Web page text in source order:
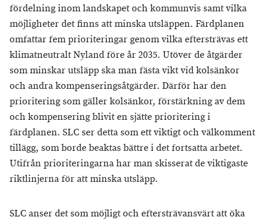
fördelning inom landskapet och kommunvis samt vilka
möjligheter det finns att minska utsläppen. Färdplanen
omfattar fem prioriteringar genom vilka eftersträvas ett
klimatneutralt Nyland före år 2035. Utöver de åtgärder
som minskar utsläpp ska man fästa vikt vid kolsänkor
och andra kompenseringsåtgärder. Därför har den
prioritering som gäller kolsänkor, förstärkning av dem
och kompensering blivit en sjätte prioritering i
färdplanen. SLC ser detta som ett viktigt och välkomment
tillägg, som borde beaktas bättre i det fortsatta arbetet.
Utifrån prioriteringarna har man skisserat de viktigaste
riktlinjerna för att minska utsläpp.
SLC anser det som möjligt och eftersträvansvärt att öka